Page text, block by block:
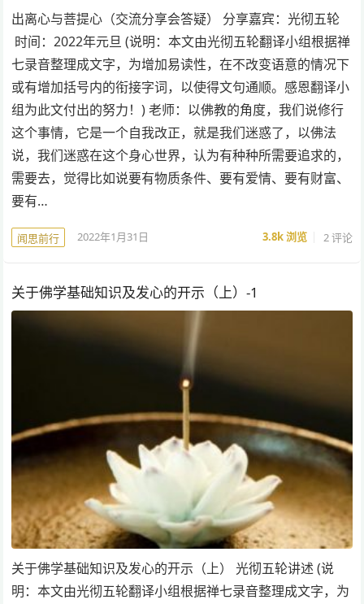
出离心与菩提心（交流分享会答疑） 分享嘉宾：光彻五轮
时间：2022年元旦 (说明：本文由光彻五轮翻译小组根据禅
七录音整理成文字，为增加易读性，在不改变语意的情况下
或有增加括号内的衔接字词，以使得文句通顺。感恩翻译小
组为此文付出的努力！) 老师：以佛教的角度，我们说修行
这个事情，它是一个自我改正，就是我们迷惑了，以佛法
说，我们迷惑在这个身心世界，认为有种种所需要追求的，
需要去，觉得比如说要有物质条件、要有爱情、要有财富、
要有…
闻思前行 2022年1月31日 3.8k浏览 2 评论
关于佛学基础知识及发心的开示（上）-1
关于佛学基础知识及发心的开示（上） 光彻五轮讲述 (说
明：本文由光彻五轮翻译小组根据禅七录音整理成文字，为